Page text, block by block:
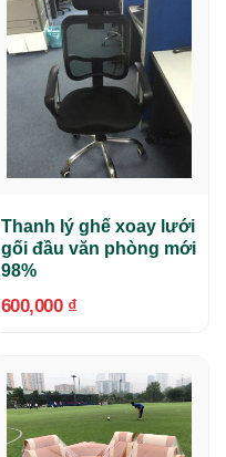
Thanh lý ghế xoay lưới
gối đầu văn phòng mới
98%
600,000 ₫